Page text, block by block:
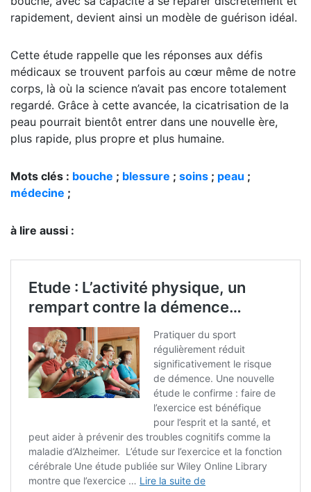
rapidement, devient ainsi un modèle de guérison idéal.
Cette étude rappelle que les réponses aux défis
médicaux se trouvent parfois au cœur même de notre
corps, là où la science n’avait pas encore totalement
regardé. Grâce à cette avancée, la cicatrisation de la
peau pourrait bientôt entrer dans une nouvelle ère,
plus rapide, plus propre et plus humaine.
Mots clés : bouche ; blessure ; soins ; peau ;
médecine ;
à lire aussi :